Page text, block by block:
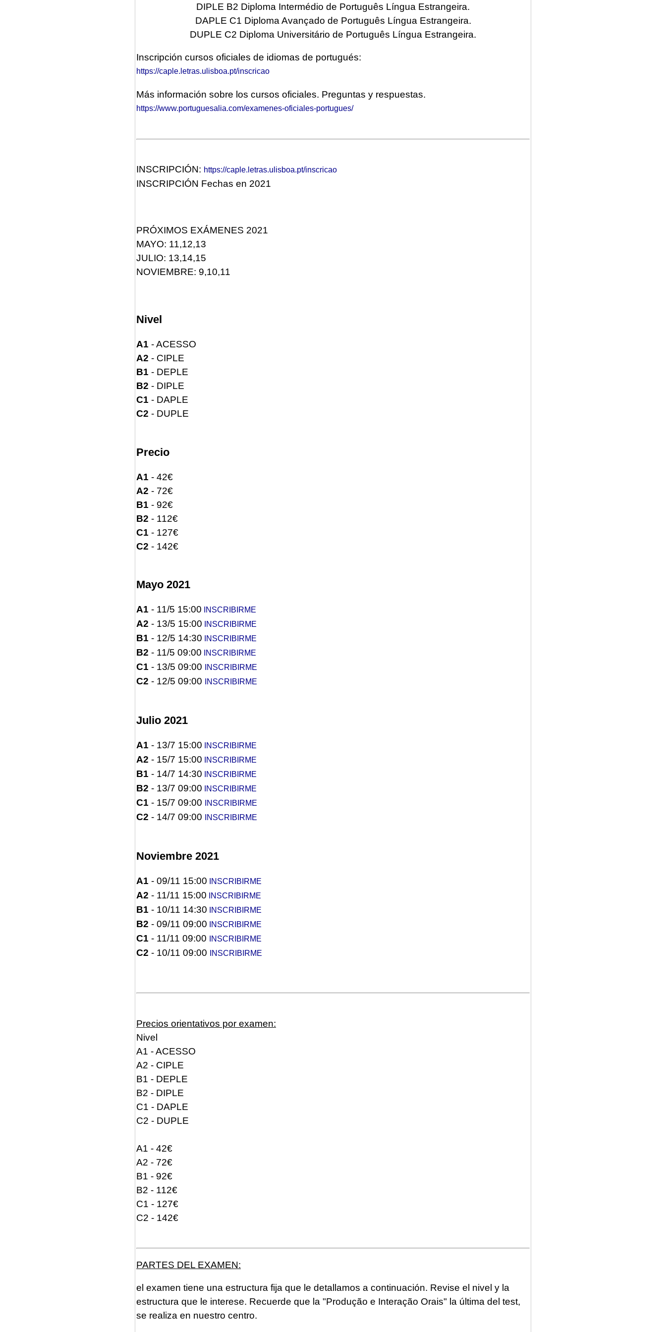
DIPLE B2 Diploma Intermédio de Português Língua Estrangeira.
DAPLE C1 Diploma Avançado de Português Língua Estrangeira.
DUPLE C2 Diploma Universitário de Português Língua Estrangeira.
Inscripción cursos oficiales de idiomas de portugués:
https://caple.letras.ulisboa.pt/inscricao
Más información sobre los cursos oficiales. Preguntas y respuestas.
https://www.portuguesalia.com/examenes-oficiales-portugues/
INSCRIPCIÓN: https://caple.letras.ulisboa.pt/inscricao
INSCRIPCIÓN Fechas en 2021
PRÓXIMOS EXÁMENES 2021
MAYO: 11,12,13
JULIO: 13,14,15
NOVIEMBRE: 9,10,11
Nivel
A1 - ACESSO
A2 - CIPLE
B1 - DEPLE
B2 - DIPLE
C1 - DAPLE
C2 - DUPLE
Precio
A1 - 42€
A2 - 72€
B1 - 92€
B2 - 112€
C1 - 127€
C2 - 142€
Mayo 2021
A1 - 11/5 15:00 INSCRIBIRME
A2 - 13/5 15:00 INSCRIBIRME
B1 - 12/5 14:30 INSCRIBIRME
B2 - 11/5 09:00 INSCRIBIRME
C1 - 13/5 09:00 INSCRIBIRME
C2 - 12/5 09:00 INSCRIBIRME
Julio 2021
A1 - 13/7 15:00 INSCRIBIRME
A2 - 15/7 15:00 INSCRIBIRME
B1 - 14/7 14:30 INSCRIBIRME
B2 - 13/7 09:00 INSCRIBIRME
C1 - 15/7 09:00 INSCRIBIRME
C2 - 14/7 09:00 INSCRIBIRME
Noviembre 2021
A1 - 09/11 15:00 INSCRIBIRME
A2 - 11/11 15:00 INSCRIBIRME
B1 - 10/11 14:30 INSCRIBIRME
B2 - 09/11 09:00 INSCRIBIRME
C1 - 11/11 09:00 INSCRIBIRME
C2 - 10/11 09:00 INSCRIBIRME
Precios orientativos por examen:
Nivel
A1 - ACESSO
A2 - CIPLE
B1 - DEPLE
B2 - DIPLE
C1 - DAPLE
C2 - DUPLE
A1 - 42€
A2 - 72€
B1 - 92€
B2 - 112€
C1 - 127€
C2 - 142€
PARTES DEL EXAMEN:
el examen tiene una estructura fija que le detallamos a continuación. Revise el nivel y la
estructura que le interese. Recuerde que la "Produção e Interação Orais" la última del test,
se realiza en nuestro centro.